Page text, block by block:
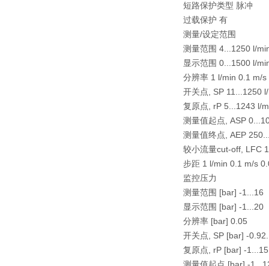
短路保护类型 脉冲
过载保护 有
测量/设定范围
测量范围 4...1250 l/
显示范围 0...1500 l/
分辨率 1 l/min 0.1 m/s
开关点, SP 11...1250
复原点, rP 5...1243 l/
测量值起点, ASP
测量值终点, AEP
较小流量cut-off, LFC
步距 1 l/min 0.1 m/s
监控压力
测量范围 [bar] -1...16
显示范围 [bar] -1...20
分辨率 [bar] 0.05
开关点, SP [bar] -
复原点, rP [bar] -